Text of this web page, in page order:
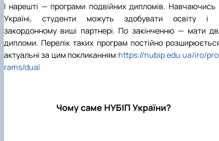
І нарешті — програми подвійних дипломів. Навчаючись
Україні, студенти можуть здобувати освіту і
закордонному виші партнері. По закінченню — мати
дипломи. Перелік таких програм постійно
актуальні за цим покликанням:https://nubip.edu.ua/iro/
rams/dual
Чому саме НУБІП України?